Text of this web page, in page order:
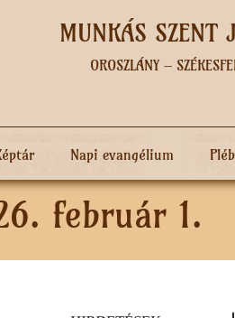
MUNKÁS SZENT
OROSZLÁNY –
Napi evangélium
február 1.